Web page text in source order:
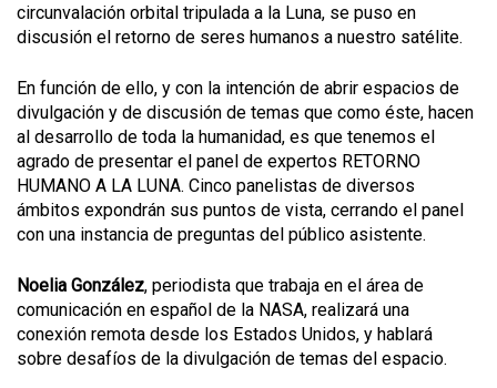
circunvalación orbital tripulada a la Luna, se puso en
discusión el retorno de seres humanos a nuestro satélite.
En función de ello, y con la intención de abrir espacios de
divulgación y de discusión de temas que como éste, hacen
al desarrollo de toda la humanidad, es que tenemos el
agrado de presentar el panel de expertos RETORNO
HUMANO A LA LUNA. Cinco panelistas de diversos
ámbitos expondrán sus puntos de vista, cerrando el panel
con una instancia de preguntas del público asistente.
Noelia González, periodista que trabaja en el área de
comunicación en español de la NASA, realizará una
conexión remota desde los Estados Unidos, y hablará
sobre desafíos de la divulgación de temas del espacio.